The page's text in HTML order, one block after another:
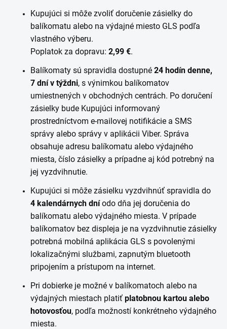
Kupujúci si môže zvoliť doručenie zásielky do
balíkomatu alebo na výdajné miesto GLS podľa
vlastného výberu.
Poplatok za dopravu: 2,99 €.
Balíkomaty sú spravidla dostupné 24 hodín denne,
7 dní v týždni, s výnimkou balíkomatov
umiestnených v obchodných centrách. Po doručení
zásielky bude Kupujúci informovaný
prostredníctvom e-mailovej notifikácie a SMS
správy alebo správy v aplikácii Viber. Správa
obsahuje adresu balíkomatu alebo výdajného
miesta, číslo zásielky a prípadne aj kód potrebný na
jej vyzdvihnutie.
Kupujúci si môže zásielku vyzdvihnúť spravidla do
4 kalendárnych dníodo dňa jej doručenia do
balíkomatu alebo výdajného miesta. V prípade
balíkomatov bez displeja je na vyzdvihnutie zásielky
potrebná mobilná aplikácia GLS s povolenými
lokalizačnými službami, zapnutým bluetooth
pripojením a prístupom na internet.
Pri dobierke je možné v balíkomatoch alebo na
výdajných miestach platiť platobnou kartou alebo
hotovosťou, podľa možností konkrétneho výdajného
miesta.